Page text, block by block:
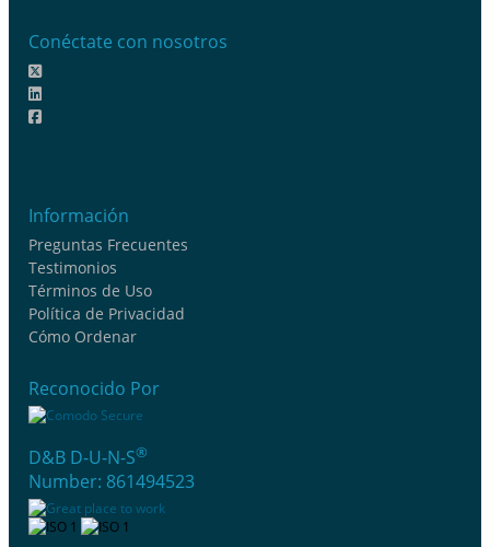
Conéctate con nosotros
Información
Preguntas Frecuentes
Testimonios
Términos de Uso
Política de Privacidad
Cómo Ordenar
Reconocido Por
D&B D-U-N-S®
Number: 861494523